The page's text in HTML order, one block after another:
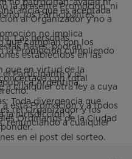
la presente Promoción, ni
que es aceptada
los Participantes
al Organizador y no a
no implica
Las personas
que cumplan con los
Bases, podrán
la Promoción cumpliendo
establecidos en las
que en virtud de la
el Participante y el
con total
Argentina,
a cualquier otra ley a cuya
Toda divergencia que
esta Promoción y a todos
(el Organizador y los
la jurisdicción y
Ordinarios de la Ciudad
renunciando a cualquier
en el post del sorteo.